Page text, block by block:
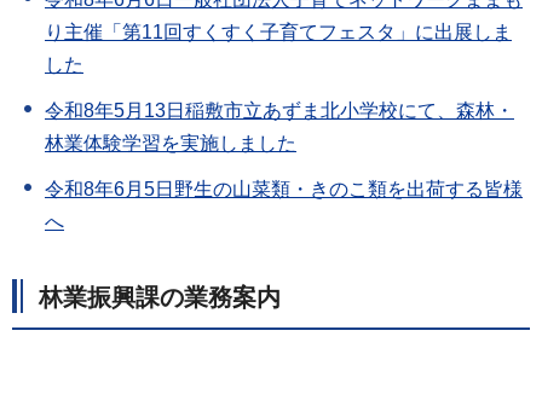
り主催「第11回すくすく子育てフェスタ」に出展しま
した
令和8年5月13日稲敷市立あずま北小学校にて、森林・
林業体験学習を実施しました
令和8年6月5日野生の山菜類・きのこ類を出荷する皆様
へ
林業振興課の業務案内